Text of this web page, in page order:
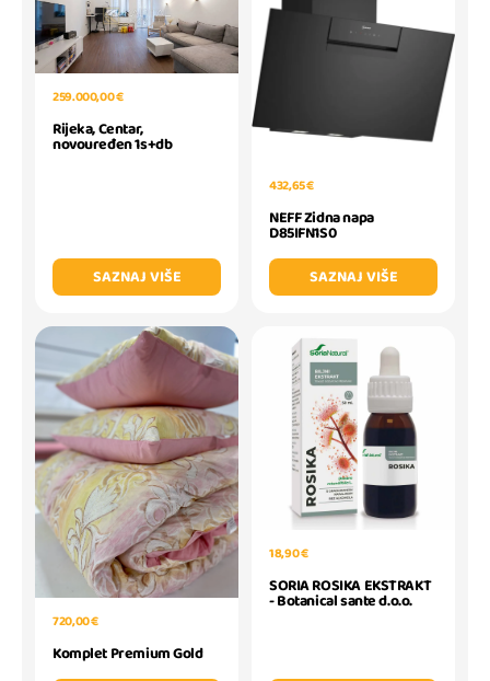
259.000,00 €
Rijeka, Centar,
novouređen 1s+db
SAZNAJ VIŠE
432,65 €
NEFF Zidna napa
D85IFN1S0
SAZNAJ VIŠE
720,00 €
Komplet Premium Gold
18,90 €
SORIA ROSIKA EKSTRAKT
- Botanical sante d.o.o.